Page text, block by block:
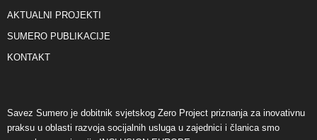
AKTUALNI PROJEKTI
SUMERO PUBLIKACIJE
KONTAKT
Savez Sumero je dobitnik svjetskog Zero Project priznanja za inovativnu
praksu u oblasti razvoja socijalnih usluga u zajednici i članica smo